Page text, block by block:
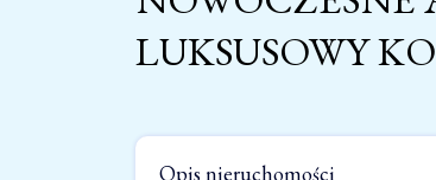
LUKSUSOWY
Opis nieruchomości